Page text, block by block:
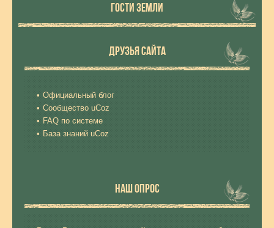
ГОСТИ ЗЕМЛИ
ДРУЗЬЯ САЙТА
Официальный блог
Сообщество uCoz
FAQ по системе
База знаний uCoz
НАШ ОПРОС